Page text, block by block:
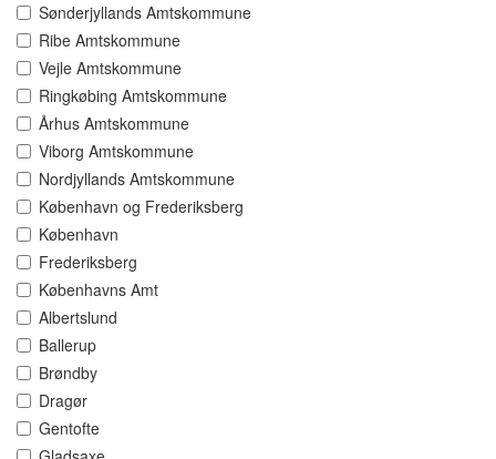
Sønderjyllands Amtskommune
Ribe Amtskommune
Vejle Amtskommune
Ringkøbing Amtskommune
Århus Amtskommune
Viborg Amtskommune
Nordjyllands Amtskommune
København og Frederiksberg
København
Frederiksberg
Københavns Amt
Albertslund
Ballerup
Brøndby
Dragør
Gentofte